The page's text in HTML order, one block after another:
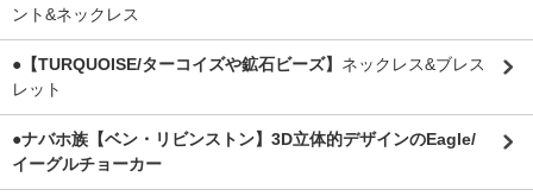
ント&ネックレス
●【TURQUOISE/ターコイズや鉱石ビーズ】 ネックレス&ブレス
レット
●ナバホ族【ベン・リビンストン】3D立体的デザインのEagle/
イーグルチョーカー